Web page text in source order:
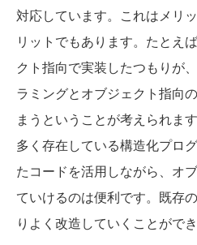
対応しています。これはメリ
リットでもあります。たとえ
クト指向で実装したつもりが
ラミングとオブジェクト指向
まうということが考えられま
多く存在している構造化プロ
たコードを活用しながら、オ
ていけるのは便利です。既存
りよく改造していくことができ